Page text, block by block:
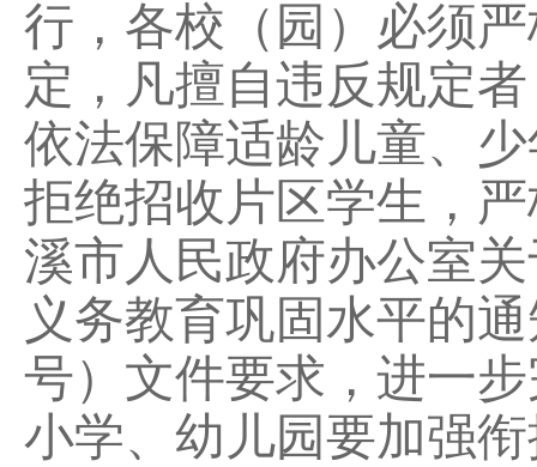
行，各校（园）必须
定，凡擅自违反规定
依法保障适龄儿童、
拒绝招收片区学生，
溪市人民政府办公室
义务教育巩固水平的
号）文件要求，进一
小学、幼儿园要加强